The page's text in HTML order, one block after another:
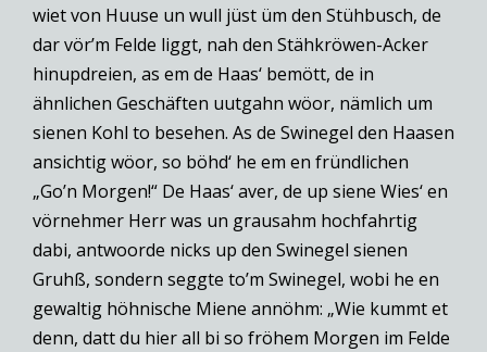
wiet von Huuse un wull jüst üm den Stühbusch, de
dar vör’m Felde liggt, nah den Stähkröwen-Acker
hinupdreien, as em de Haas‘ bemött, de in
ähnlichen Geschäften uutgahn wöor, nämlich um
sienen Kohl to besehen. As de Swinegel den Haasen
ansichtig wöor, so böhd‘ he em en fründlichen
„Go’n Morgen!“ De Haas‘ aver, de up siene Wies‘ en
vörnehmer Herr was un grausahm hochfahrtig
dabi, antwoorde nicks up den Swinegel sienen
Gruhß, sondern seggte to’m Swinegel, wobi he en
gewaltig höhnische Miene annöhm: „Wie kummt et
denn, datt du hier all bi so fröhem Morgen im Felde